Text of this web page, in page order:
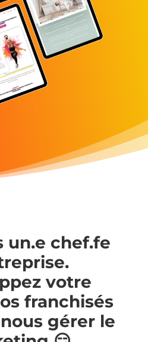
un.e chef.fe
votre
franchisés
gérer le